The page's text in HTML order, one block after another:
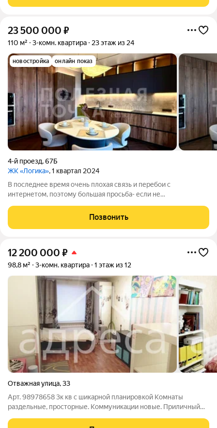
23 500 000 ₽
110 м² 3-комн. квартира 23 этаж из 24
новостройка онлайн показ
4-й проезд,67Б
ЖК «Логика», 1 квартал 2024
В последнее время очень плохая связь и перебои с
интернетом, поэтому большая просьба- если не
новым дизайнерским ремонтом Стиль это способ сказать, кто
вы есть, без слов. Эта квартира говорит
Позвонить
12 200 000 ₽
98,8 м² 3-комн. квартира 1 этаж из 12
Отважная улица,33
Арт. 98978658 3к кв с шикарной планировкой Комнаты
раздельные, просторные. Коммуникации новые. Приличный
спальной вместительная гардеробная. Кухня 17,8 кв м. Мебель